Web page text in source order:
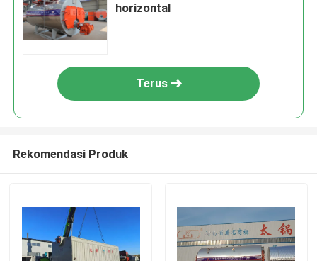
horizontal
Terus
Rekomendasi Produk